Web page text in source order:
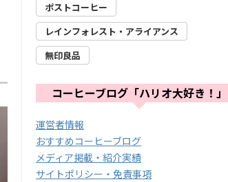
ポストコーヒー
レインフォレスト・アライアンス
無印良品
コーヒーブログ「ハリオ大好き！」
運営者情報
おすすめコーヒーブログ
メディア掲載・紹介実績
サイトポリシー・免責事項